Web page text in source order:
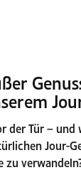
der Tür – und
Jour-
zu